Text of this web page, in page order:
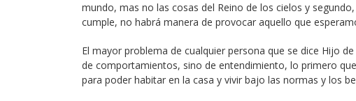
mundo, mas no las cosas del Reino de los cielos y
cumple, no habrá manera de provocar aquello que
El mayor problema de cualquier persona que se dice Hijo
de comportamientos, sino de entendimiento, lo primero
para poder habitar en la casa y vivir bajo las normas y los